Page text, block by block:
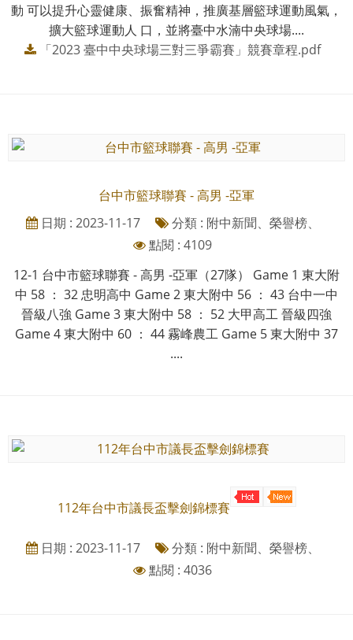
動 可以提升⼼靈健康、振奮精神，推廣基層籃球運動風氣，
擴⼤籃球運動⼈ ⼝，並將臺中⽔湳中央球場....
「2023 臺中中央球場三對三爭霸賽」競賽章程.pdf
台中市籃球聯賽 - 高男 -亞軍
日期 : 2023-11-17
分類 : 附中新聞、榮譽榜、
點閱 : 4109
12-1 台中市籃球聯賽 - 高男 -亞軍（27隊） Game 1 東大附
中 58 ： 32 忠明高中 Game 2 東大附中 56 ： 43 台中一中
晉級八強 Game 3 東大附中 58 ： 52 大甲高工 晉級四強
Game 4 東大附中 60 ： 44 霧峰農工 Game 5 東大附中 37
....
112年台中市議長盃擊劍錦標賽
日期 : 2023-11-17
分類 : 附中新聞、榮譽榜、
點閱 : 4036